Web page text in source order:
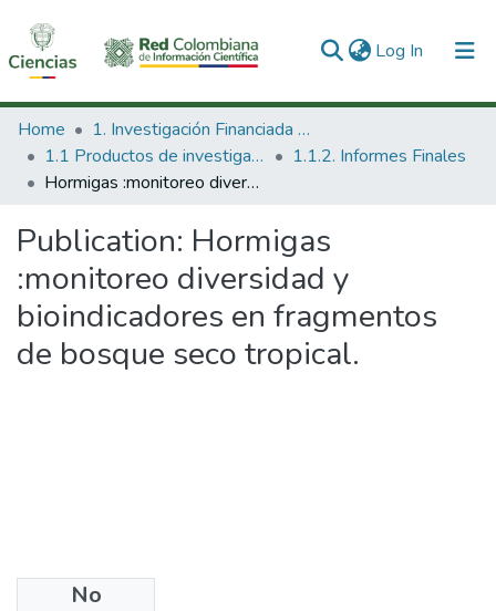
Log In (current)
Communities & Collections
All of DSpace
Home
1. Investigación Financiada con Recursos Públicos
1.1 Productos de investigación
1.1.2. Informes Finales
Hormigas :monitoreo diversidad y bioindicadores en fragmentos de bosque seco tropical.
Publication: Hormigas
:monitoreo diversidad y
bioindicadores en fragmentos
de bosque seco tropical.
No